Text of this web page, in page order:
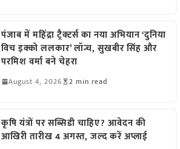
पंजाब में महिंद्रा ट्रैक्टर्स का नया अभियान ‘दुनिया
विच इक्को ललकार’ लॉन्च, सुखबीर सिंह और
परमिश वर्मा बने चेहरा
August 4, 2026 2 min read
कृषि यंत्रों पर सब्सिडी चाहिए? आवेदन की
आखिरी तारीख 4 अगस्त, जल्द करें अप्लाई